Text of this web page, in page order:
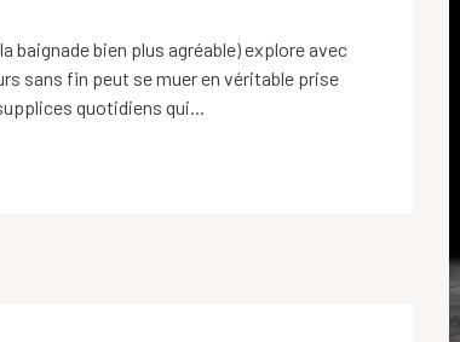
baignade bien plus agréable) explore avec
sans fin peut se muer en véritable prise
quotidiens qui...